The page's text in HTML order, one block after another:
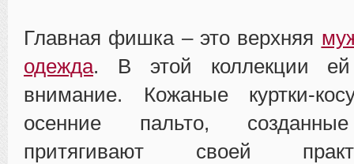
Главная фишка – это верхняя
одежда. В этой коллекции ей
внимание. Кожаные куртки-
осенние пальто,
притягивают своей